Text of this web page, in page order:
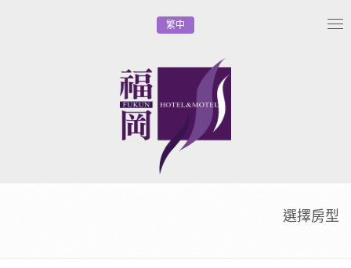
繁中
選擇房型